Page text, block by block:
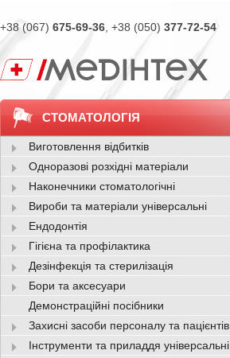
+38 (067) 675-69-36 , +38 (050) 377-72-54
СТОМАТОЛОГІЯ
Виготовлення відбитків
Одноразові розхідні матеріали
Наконечники стоматологічні
Вироби та матеріали універсальні
Ендодонтія
Гігієна та профілактика
Дезінфекція та стерилізація
Бори та аксесуари
Демонстраційні посібники
Захисні засоби персоналу та пацієнтів
Інструменти та приладдя універсальні